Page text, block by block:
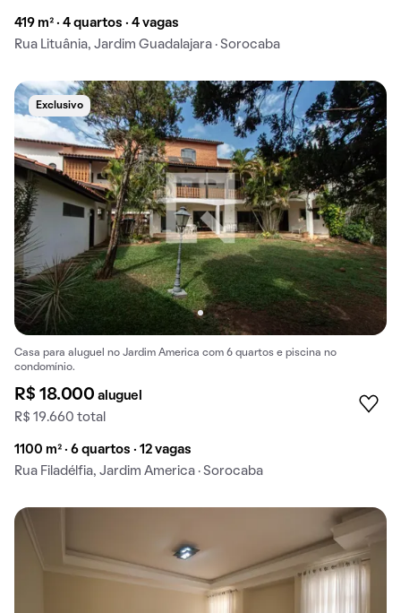
419 m² · 4 quartos · 4 vagas
Rua Lituânia, Jardim Guadalajara · Sorocaba
Exclusivo
Casa para aluguel no Jardim America com 6 quartos e piscina no
condomínio.
R$ 18.000aluguel
R$ 19.660 total
1100 m² · 6 quartos · 12 vagas
Rua Filadélfia, Jardim America · Sorocaba